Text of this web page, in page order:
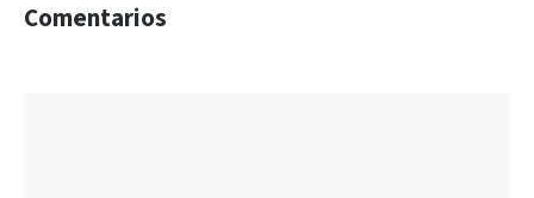
Comentarios